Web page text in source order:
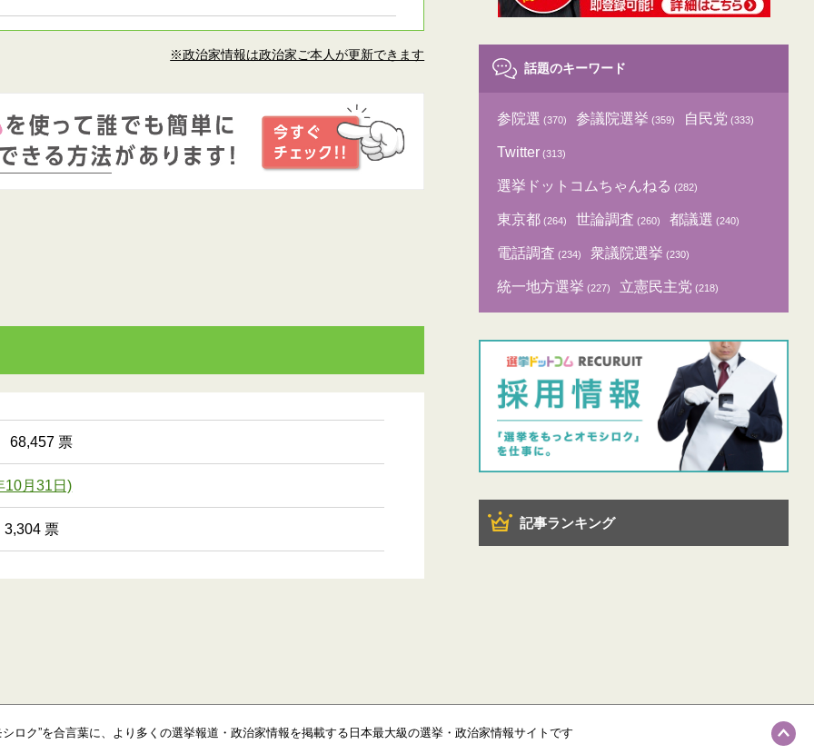
※政治家情報は政治家ご本人が更新できます
68,457 票
10月31日)
票
話題のキーワード
参院選 (370) 参議院選挙 (359) 自民党 (333)
Twitter (313)
選挙ドットコムちゃんねる (282)
東京都 (264) 世論調査 (260) 都議選 (240)
電話調査 (234) 衆議院選挙 (230)
統一地方選挙 (227) 立憲民主党 (218)
記事ランキング
ロク”を合言葉に、より多くの選挙報道・政治家情報を掲載する日本最大級の選挙・政治家情報サイトです